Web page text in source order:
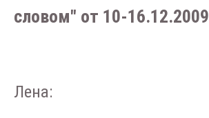
словом" от 10-16.12.2009
Лена: